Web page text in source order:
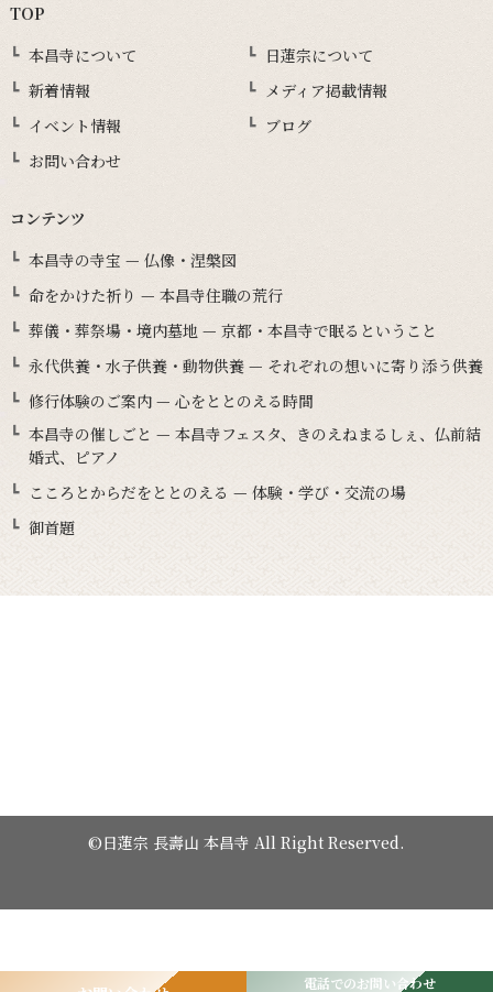
電話でのお問い合わせ
TOP
本昌寺について
日蓮宗について
新着情報
メディア掲載情報
イベント情報
ブログ
お問い合わせ
コンテンツ
本昌寺の寺宝 — 仏像・涅槃図
命をかけた祈り — 本昌寺住職の荒行
葬儀・葬祭場・境内墓地 — 京都・本昌寺で眠るということ
永代供養・水子供養・動物供養 — それぞれの想いに寄り添う供養
修行体験のご案内 — 心をととのえる時間
本昌寺の催しごと — 本昌寺フェスタ、きのえねまるしぇ、仏前結
婚式、ピアノ
こころとからだをととのえる — 体験・学び・交流の場
御首題
©日蓮宗 長壽山 本昌寺 All Right Reserved.